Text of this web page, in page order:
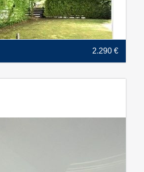
2.290 €